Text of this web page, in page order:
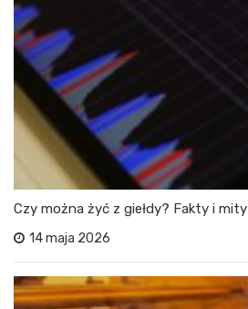
Czy można żyć z giełdy? Fakty i mity
14 maja 2026